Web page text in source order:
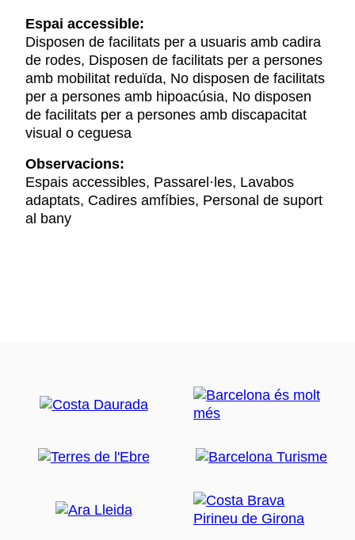
Espai accessible:
Disposen de facilitats per a usuaris amb cadira
de rodes, Disposen de facilitats per a persones
amb mobilitat reduïda, No disposen de facilitats
per a persones amb hipoacúsia, No disposen
de facilitats per a persones amb discapacitat
visual o ceguesa
Observacions:
Espais accessibles, Passarel·les, Lavabos
adaptats, Cadires amfíbies, Personal de suport
al bany